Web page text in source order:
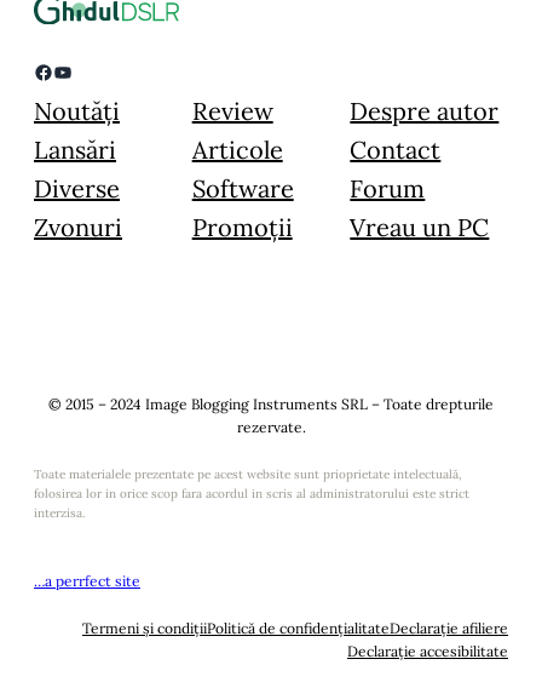
Facebook YouTube
Noutăți
Lansări
Diverse
Zvonuri
Review
Articole
Software
Promoții
Despre autor
Contact
Forum
Vreau un PC
© 2015 – 2024 Image Blogging Instruments SRL – Toate drepturile
rezervate.
Toate materialele prezentate pe acest website sunt prioprietate intelectuală,
folosirea lor in orice scop fara acordul in scris al administratorului este strict
interzisa.
…a perrfect site
Termeni și condițiiPolitică de confidențialitateDeclarație afiliere
Declarație accesibilitate